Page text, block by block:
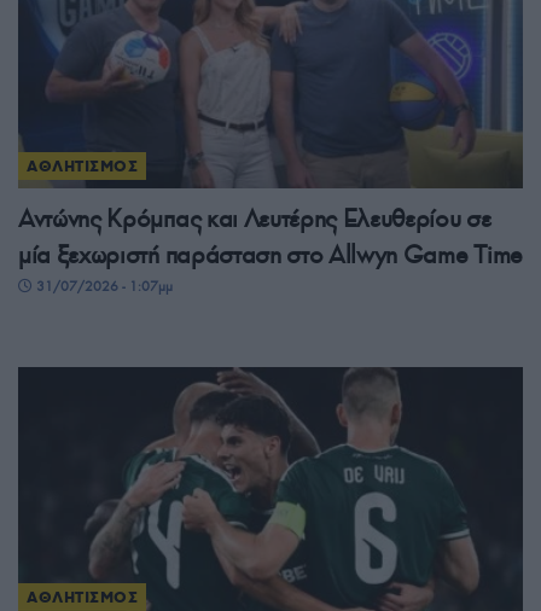
ΑΘΛΗΤΙΣΜΟΣ
Αντώνης Κρόμπας και Λευτέρης Ελευθερίου σε
μία ξεχωριστή παράσταση στο Allwyn Game Time
31/07/2026 - 1:07μμ
ΑΘΛΗΤΙΣΜΟΣ